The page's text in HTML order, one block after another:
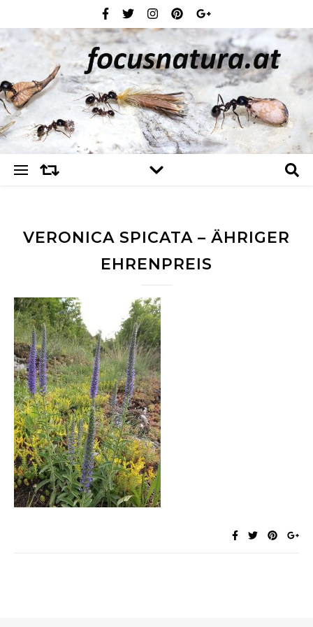
VERONICA SPICATA – ÄHRIGER
EHRENPREIS